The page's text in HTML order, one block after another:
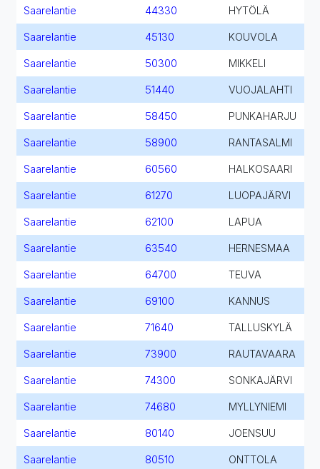
Saarelantie 44330 HYTÖLÄ
Saarelantie 45130 KOUVOLA
Saarelantie 50300 MIKKELI
Saarelantie 51440 VUOJALAHTI
Saarelantie 58450 PUNKAHARJU
Saarelantie 58900 RANTASALMI
Saarelantie 60560 HALKOSAARI
Saarelantie 61270 LUOPAJÄRVI
Saarelantie 62100 LAPUA
Saarelantie 63540 HERNESMAA
Saarelantie 64700 TEUVA
Saarelantie 69100 KANNUS
Saarelantie 71640 TALLUSKYLÄ
Saarelantie 73900 RAUTAVAARA
Saarelantie 74300 SONKAJÄRVI
Saarelantie 74680 MYLLYNIEMI
Saarelantie 80140 JOENSUU
Saarelantie 80510 ONTTOLA